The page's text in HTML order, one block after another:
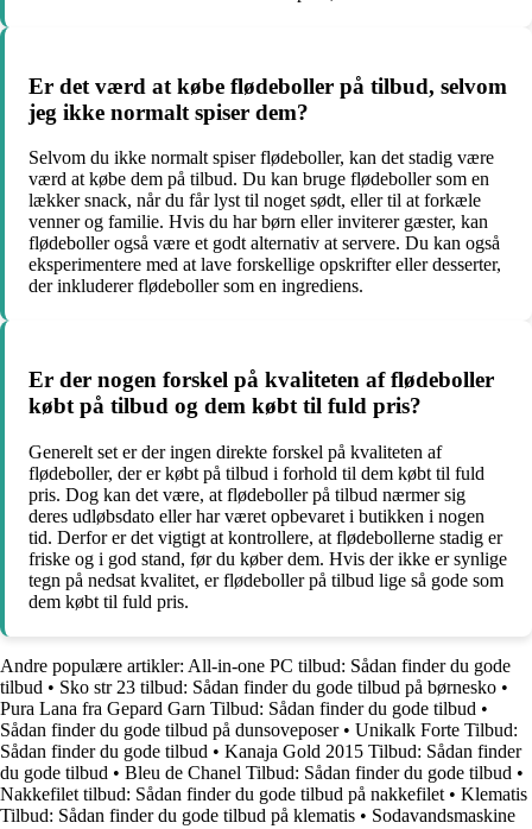
Er det værd at købe flødeboller på tilbud, selvom
jeg ikke normalt spiser dem?
Selvom du ikke normalt spiser flødeboller, kan det stadig være
værd at købe dem på tilbud. Du kan bruge flødeboller som en
lækker snack, når du får lyst til noget sødt, eller til at forkæle
venner og familie. Hvis du har børn eller inviterer gæster, kan
flødeboller også være et godt alternativ at servere. Du kan også
eksperimentere med at lave forskellige opskrifter eller desserter,
der inkluderer flødeboller som en ingrediens.
Er der nogen forskel på kvaliteten af flødeboller
købt på tilbud og dem købt til fuld pris?
Generelt set er der ingen direkte forskel på kvaliteten af
flødeboller, der er købt på tilbud i forhold til dem købt til fuld
pris. Dog kan det være, at flødeboller på tilbud nærmer sig
deres udløbsdato eller har været opbevaret i butikken i nogen
tid. Derfor er det vigtigt at kontrollere, at flødebollerne stadig er
friske og i god stand, før du køber dem. Hvis der ikke er synlige
tegn på nedsat kvalitet, er flødeboller på tilbud lige så gode som
dem købt til fuld pris.
Andre populære artikler: All-in-one PC tilbud: Sådan finder du gode
tilbud • Sko str 23 tilbud: Sådan finder du gode tilbud på børnesko •
Pura Lana fra Gepard Garn Tilbud: Sådan finder du gode tilbud •
Sådan finder du gode tilbud på dunsoveposer• Unikalk Forte Tilbud:
Sådan finder du gode tilbud • Kanaja Gold 2015 Tilbud: Sådan finder
du gode tilbud • Bleu de Chanel Tilbud: Sådan finder du gode tilbud •
Nakkefilet tilbud: Sådan finder du gode tilbud på nakkefilet • Klematis
Tilbud: Sådan finder du gode tilbud på klematis • Sodavandsmaskine